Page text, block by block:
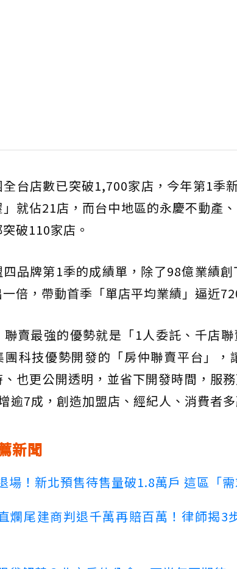
台店數已突破1,700家店，今年第1季
就佔21店，而台中地區的永慶不動產
破110家店。
品牌第1季的成績單，除了98億業績
倍，帶動首季「單店平均業績」逼近
聯賣最強的優勢就是「1人委託、千店
團科技優勢開發的「房仲聯賣平台」
也更公開透明，並省下開發時間，服
逾7成，創造加盟店、經紀人、消費者多
新聞
場！新北預售待售量破1.8萬戶 這區「
爛尾建商判退千萬再賠百萬！律師揭3